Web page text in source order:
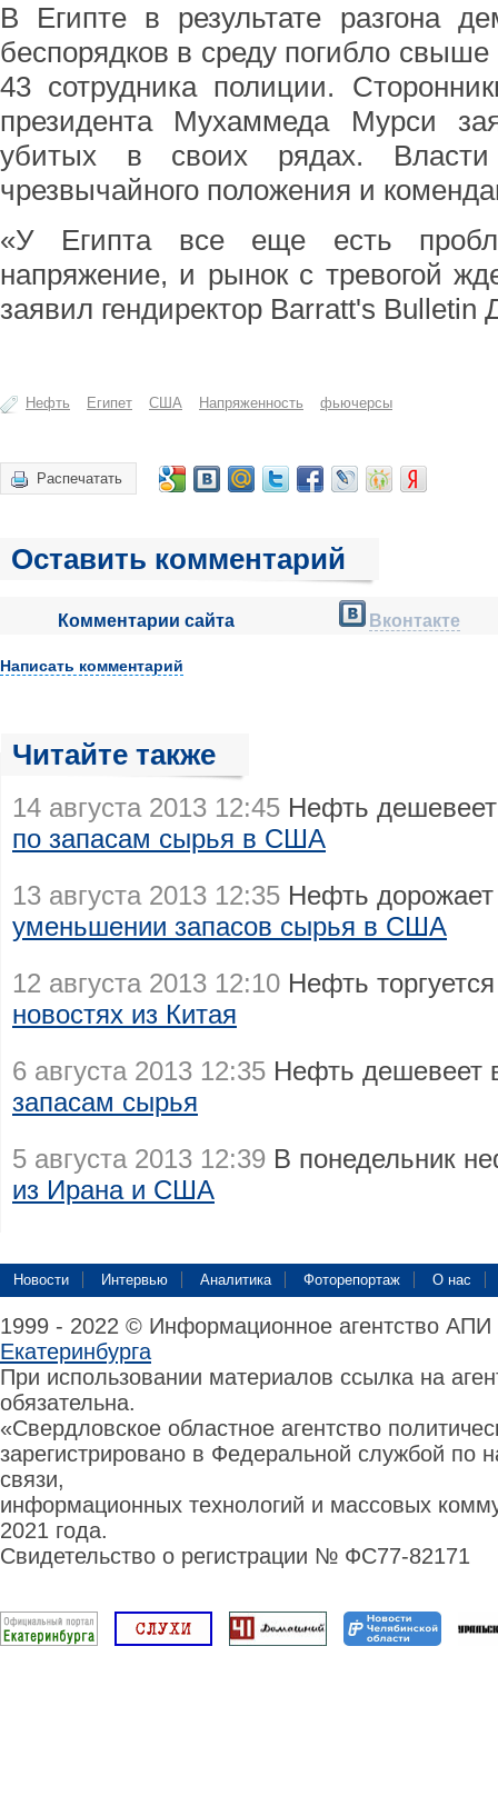
В Египте в результате разгона
беспорядков в среду погибло
43 сотрудника полиции.
президента Мухаммеда Мурси
убитых в своих рядах.
чрезвычайного положения и
«У Египта все еще есть
напряжение, и рынок с тревогой
заявил гендиректор Barratt's Bulletin
Нефть Египет США Напряженность фьючерсы
Распечатать
Оставить комментарий
Комментарии сайта Вконтакте
Написать комментарий
Читайте также
14 августа 2013 12:45 Нефть
по запасам сырья в США
13 августа 2013 12:35 Нефть
уменьшении запасов сырья в США
12 августа 2013 12:10 Нефть
новостях из Китая
6 августа 2013 12:35 Нефть дешевеет
запасам сырья
5 августа 2013 12:39 В понедельник
из Ирана и США
Новости Интервью Аналитика Фоторепортаж О нас
1999 - 2022 © Информационное агентство
Екатеринбурга
При использовании материалов ссылка на
обязательна.
«Свердловское областное агентство
зарегистрировано в Федеральной службой по
связи,
информационных технологий и массовых
2021 года.
Свидетельство о регистрации № ФС77-82171